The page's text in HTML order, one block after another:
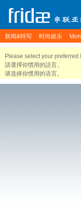
新闻&特写 时尚娱乐
Please select your preferred
請選擇你慣用的語言。
请选择你惯用的语言。